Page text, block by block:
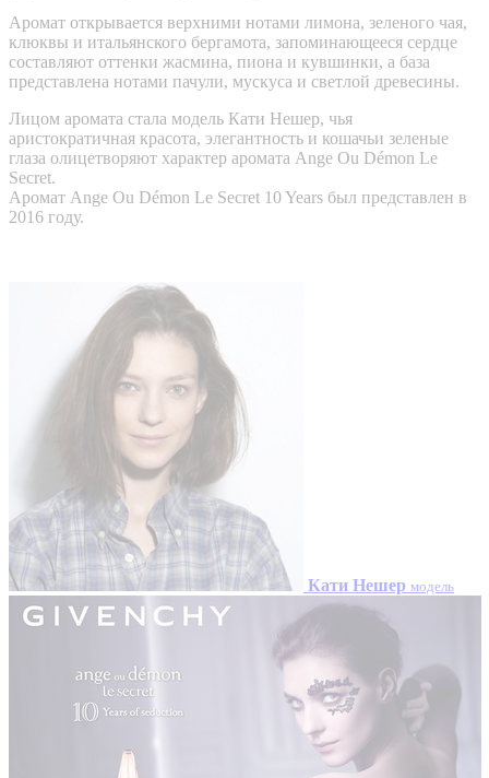
Аромат открывается верхними нотами лимона, зеленого чая,
клюквы и итальянского бергамота, запоминающееся сердце
составляют оттенки жасмина, пиона и кувшинки, а база
представлена нотами пачули, мускуса и светлой древесины.
Лицом аромата стала модель Кати Нешер, чья
аристократичная красота, элегантность и кошачьи зеленые
глаза олицетворяют характер аромата Ange Ou Démon Le
Secret.
Аромат Ange Ou Démon Le Secret 10 Years был представлен в
2016 году.
Кати Нешер модель